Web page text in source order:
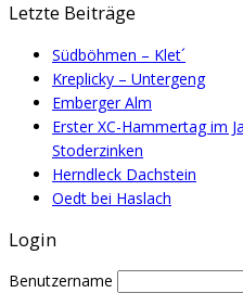
Letzte Beiträge
Südböhmen – Klet´
Kreplicky – Untergeng
Emberger Alm
Erster XC-Hammertag im
Stoderzinken
Herndleck Dachstein
Oedt bei Haslach
Login
Benutzername